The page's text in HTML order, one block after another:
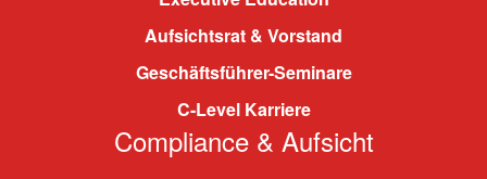
Aufsichtsrat & Vorstand
Geschäftsführer-Seminare
C-Level Karriere
Compliance & Aufsicht